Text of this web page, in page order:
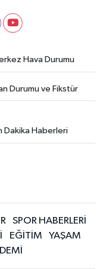
Hava Durumu
Durumu ve Fikstür
Dakika Haberleri
SPOR HABERLERİ
EĞİTİM
YAŞAM